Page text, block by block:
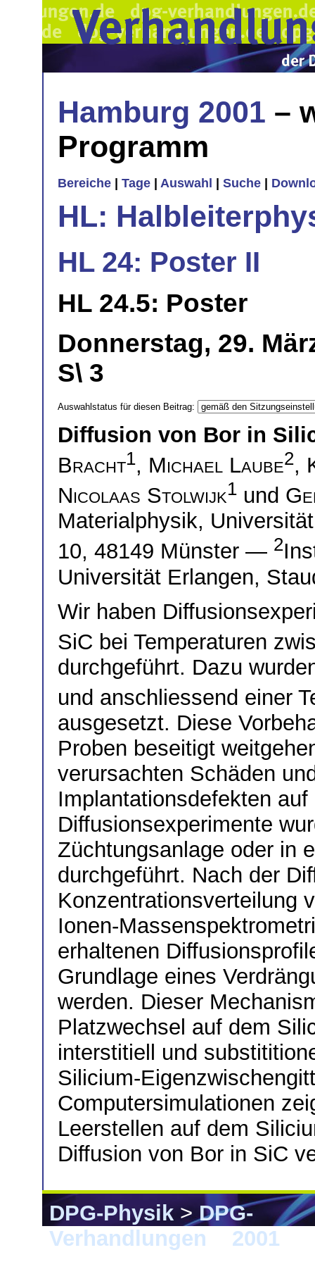
Hamburg 2001 –
Programm
Bereiche Tage Auswahl Suche
HL:
HL 24: Poster II
HL 24.5: Poster
Donnerstag, 29.
S\ 3
Auswahlstatus für diesen Beitrag:
Diffusion von Bor in
Bracht1, Michael Laube2,
Nicolaas Stolwijk1 und
Materialphysik,
10, 48149 Münster — 2
Universität Erlangen,
Wir haben
SiC bei Temperaturen
durchgeführt. Dazu
und anschliessend einer
ausgesetzt. Diese
Proben beseitigt
verursachten Schäden
Implantationsdefekten
Diffusionsexperimente
Züchtungsanlage oder in
durchgeführt. Nach der
Konzentrationsverteilung
Ionen-
erhaltenen
Grundlage eines
werden. Dieser
Platzwechsel auf dem
interstitiell und
Silicium-
Computersimulationen
Leerstellen auf dem
Diffusion von Bor in SiC
DPG-Physik>DPG-
Verhandlungen
2001